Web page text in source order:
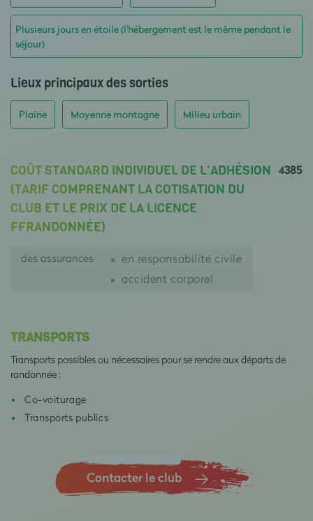
Plusieurs jours en étoile (l'hébergement est le même pendant le
séjour)
Lieux principaux des sorties
Plaine Moyenne montagne Milieu urbain
COÛT STANDARD INDIVIDUEL DE L'ADHÉSION
(TARIF COMPRENANT LA COTISATION DU
CLUB ET LE PRIX DE LA LICENCE
FFRANDONNÉE)
4385
des assurances
en responsabilité civile
accident corporel
TRANSPORTS
Transports possibles ou nécessaires pour se rendre aux départs de
randonnée :
Co-voiturage
Transports publics
Contacter le club